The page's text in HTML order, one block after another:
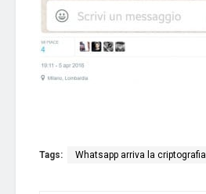
Tags: Whatsapp arriva la criptografia